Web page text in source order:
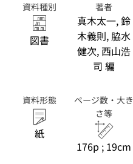
資料種別
図書
著者
真木太一, 鈴
木義則, 脇水
健次, 西山浩
司 編
資料形態
紙
ページ数・大き
さ等
176p ; 19cm